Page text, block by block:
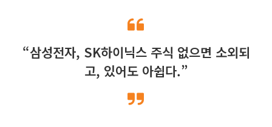
“삼성전자, SK하이닉스 주식 없으면 소외되
고, 있어도 아쉽다.”